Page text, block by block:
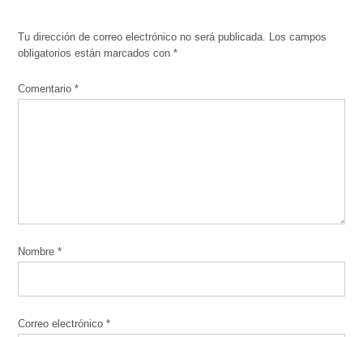
Tu dirección de correo electrónico no será publicada. Los campos
obligatorios están marcados con*
Comentario*
Nombre*
Correo electrónico*